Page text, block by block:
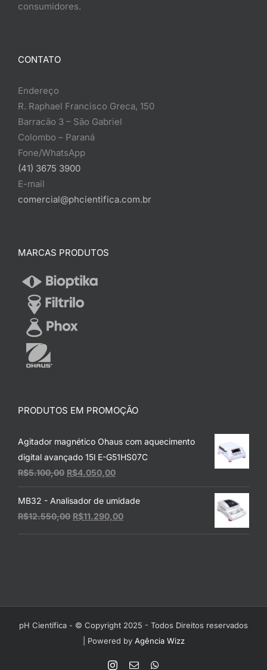
consumidores.
CONTATO
Endereço
R. Raphael Francisco Greca, 150
Barracão 3 – São Gabriel
Colombo – Paraná
Fone/WhatsApp
(41) 3675 3900
E-mail
comercial@phcientifica.com.br
MARCAS PRODUTOS
PRODUTOS EM PROMOÇÃO
Agitador magnético Ohaus com aquecimento
digital avançado 15l E-G51HS07C
R$5.100,00 O
preço
original
era:
R$5.100,00.
R$4.050,00O
preço
atual
é:
R$4.050,00.
MB32 - Analisador de umidade
R$12.550,00 O
R$11.290,00O
pH Científica - © Copyright 2025 - Todos Direitos reservados
| Powered by Agência Wizz
Instagram
E-